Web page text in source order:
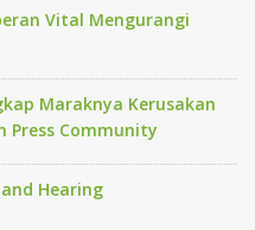
Vital Mengurangi
Maraknya Kerusakan
Press Community
Hearing